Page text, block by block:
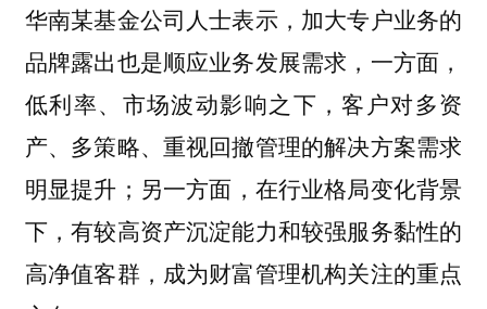
华南某基金公司人士表示，加大专户业务的
品牌露出也是顺应业务发展需求，一方面，
低利率、市场波动影响之下，客户对多资
产、多策略、重视回撤管理的解决方案需求
明显提升；另一方面，在行业格局变化背景
下，有较高资产沉淀能力和较强服务黏性的
高净值客群，成为财富管理机构关注的重点